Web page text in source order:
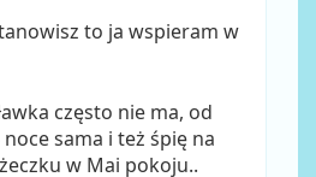
to ja wspieram w
często nie ma, od
sama i też śpię na
w Mai pokoju..